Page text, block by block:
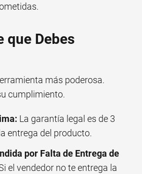
que Debes
más poderosa.
cumplimiento.
La garantía legal es de 3
entrega del producto.
por Falta de Entrega de
el vendedor no te entrega la